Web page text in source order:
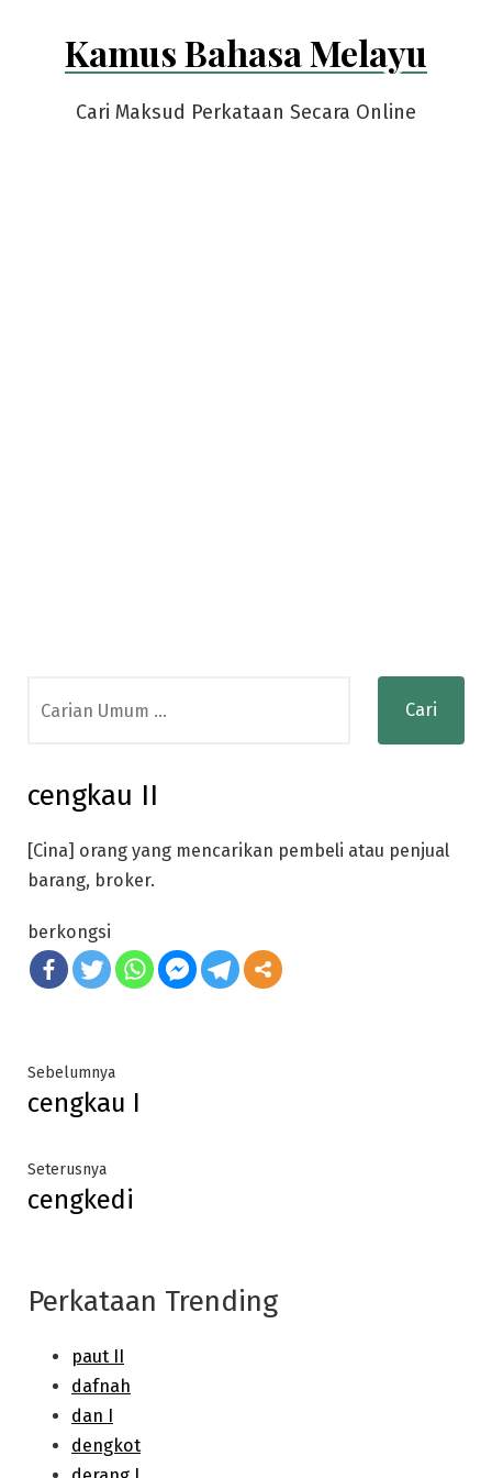
Kamus Bahasa Melayu
Cari Maksud Perkataan Secara Online
for:
cengkau II
[Cina] orang yang mencarikan pembeli atau penjual
barang, broker.
berkongsi
Post
navigation
SebelumnyaPrevious
post:
cengkau I
SeterusnyaNext
post:
cengkedi
Perkataan Trending